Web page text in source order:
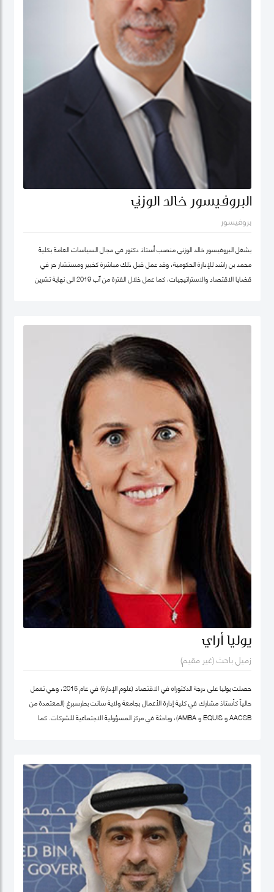
البروفيسور خالد الوزني
بروفيسور
يشغل البروفيسور خالد الوزني منصب أستاذ دكتور في مجال السياسات العامة بكلية
محمد بن راشد للإدارة الحكومية، وقد عمل قبل ذلك مباشرة كخبير ومستشار حر في
قضايا الاقتصاد والاستراتيجيات، كما عمل خلال الفترة من آب 2019 الى نهاية تشرين
سابقا كبير الاقتصاديين/خبير ومحلل مالي واقتصادي واستراتيجيات- وشريك مؤسس في
ورئيسا تنفيذيا لسرايا العقبة، وتعمير الاردنية القابضة ودارات الأردنية القابضة.
يوليا أراي
زميل باحث (غير مقيم)
حصلت يوليا على درجة الدكتوراه في الاقتصاد (علوم الإدارة) في عام 2015، وهي تعمل
حالياً كأستاذ مشارك في كلية إدارة الأعمال بجامعة ولاية سانت بطرسبرغ (المعتمدة من
AACSB و EQUIS و AMBA)، وباحثة في مركز المسؤولية الاجتماعية للشركات. كما
باحث غير مقيم في عام 2023. تركز مجالات بحثها الرئيسية على ريادة الأعمال الاجتماعية،
والتنمية المستدامة، والمسؤولية الاجتماعية للشركات. وهي عضو نشط في الشبكة
الدولية للباحثين في ريادة الأعمال الاجتماعية (شبكة EMES) وشبكة الأعمال في
المجتمع، وأكاديمية الإدارة، وأكاديمية الأعمال الدولية. حصلت على شهادات تقدير
لمساهماتها في تطوير ريادة الأعمال الاجتماعية في روسيا من المنظمات العامة
والخاصة. ألّفت أكثر من 30 منشورًا في مجلات وطنية ودولية، وكتب، ومجموعات دراسات
حالة. نُشرت أعمالها في مراجعة الأعمال الدولية، حوكمة الشركات، مراجعة الأسواق
الناشئة، مراجعة الإدارة الأوروبية، وغيرها. كما أنها مراجع للعديد من المجلات الوطنية
والدولية.ملف غوغل سكولار